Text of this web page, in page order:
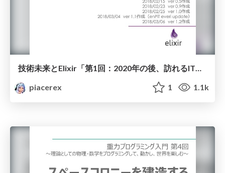
技術未来とElixir「第1回：2020年の後、訪れるIT投資激減とシステム崩壊、そして救世主Elixir」
piacerex
1 1.1k